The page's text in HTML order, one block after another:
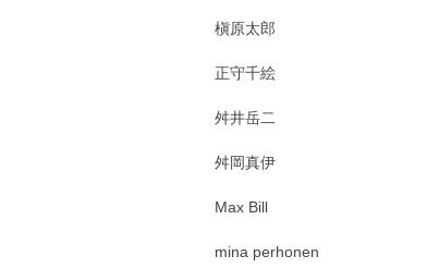
槇原太郎
正守千絵
舛井岳二
舛岡真伊
Max Bill
mina perhonen